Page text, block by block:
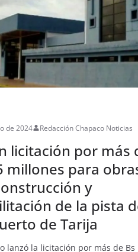
de 2024 Redacción Chapaco Noticias
licitación por más
millones para
y
de la pista
de Tarija
lanzó la licitación por más de Bs